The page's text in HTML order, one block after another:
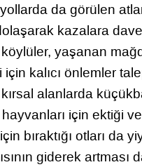
da görülen
kazalara
yaşanan
kalıcı önlemler
alanlarda
için ektiği
bıraktığı otları da
giderek artması